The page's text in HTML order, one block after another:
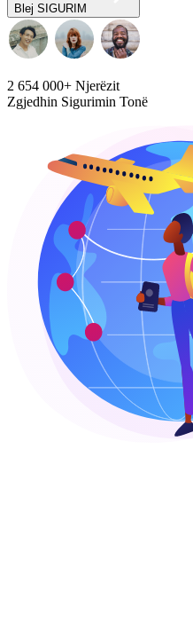
Blej SIGURIM
2 654 000+ Njerëzit
Zgjedhin Sigurimin Tonë